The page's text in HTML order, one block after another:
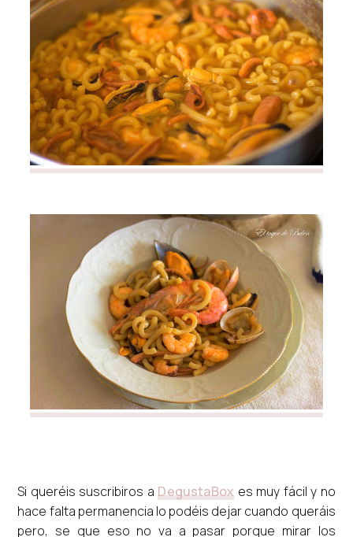
Si queréis suscribiros aDegustaBox es muy fácil y no
hace falta permanencia lo podéis dejar cuando queráis
pero, se que eso no va a pasar porque mirar los